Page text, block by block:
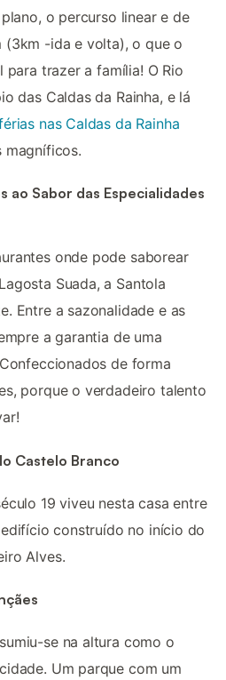
o percurso linear e de
(3km -ida e volta), o que o
trazer a família! O Rio
das Caldas da Rainha, e lá
nas Caldas da Rainha
magníficos.
ao Sabor das Especialidades
onde pode saborear
Suada, a Santola
Entre a sazonalidade e as
a garantia de uma
de forma
porque o verdadeiro talento
Castelo Branco
19 viveu nesta casa entre
construído no início do
Alves.
se na altura como o
Um parque com um